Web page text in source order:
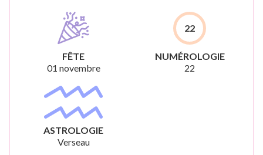
FÊTE
01 novembre
22
NUMÉROLOGIE
22
ASTROLOGIE
Verseau